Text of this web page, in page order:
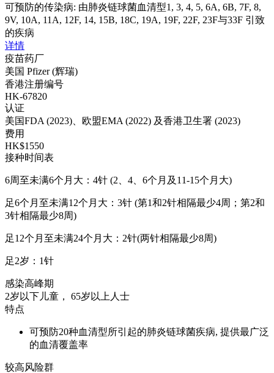
可预防的传染病: 由肺炎链球菌血清型1, 3, 4, 5, 6A, 6B, 7F, 8,
9V, 10A, 11A, 12F, 14, 15B, 18C, 19A, 19F, 22F, 23F与33F 引致
的疾病
详情
疫苗药厂
美国 Pfizer (辉瑞)
香港注册编号
HK-67820
认证
美国FDA (2023)、欧盟EMA (2022) 及香港卫生署 (2023)
费用
HK$1550
接种时间表
6周至未满6个月大：4针 (2、4、6个月及11-15个月大)
足6个月至未满12个月大：3针 (第1和2针相隔最少4周；第2和
3针相隔最少8周)
足12个月至未满24个月大：2针(两针相隔最少8周)
足2岁：1针
感染高峰期
2岁以下儿童， 65岁以上人士
特点
可预防20种血清型所引起的肺炎链球菌疾病, 提供最广泛
的血清覆盖率
较高风险群